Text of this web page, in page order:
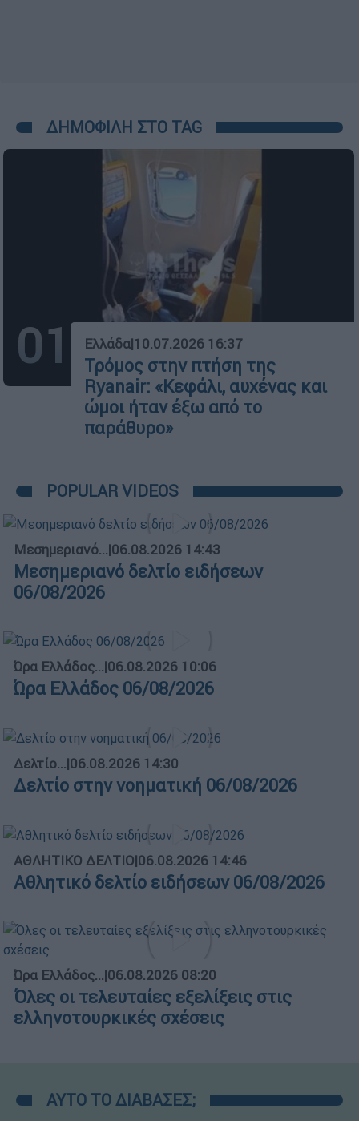
ΔΗΜΟΦΙΛΗ ΣΤΟ TAG
01 Ελλάδα|10.07.2026 16:37
Τρόμος στην πτήση της
Ryanair: «Κεφάλι, αυχένας και
ώμοι ήταν έξω από το
παράθυρο»
POPULAR VIDEOS
Μεσημεριανό...|06.08.2026 14:43
Μεσημεριανό δελτίο ειδήσεων
06/08/2026
Ώρα Ελλάδος...|06.08.2026 10:06
Ώρα Ελλάδος 06/08/2026
Δελτίο...|06.08.2026 14:30
Δελτίο στην νοηματική 06/08/2026
ΑΘΛΗΤΙΚΟ ΔΕΛΤΙΟ|06.08.2026 14:46
Αθλητικό δελτίο ειδήσεων 06/08/2026
Ώρα Ελλάδος...|06.08.2026 08:20
Όλες οι τελευταίες εξελίξεις στις
ελληνοτουρκικές σχέσεις
ΑΥΤΟ ΤΟ ΔΙΑΒΑΣΕΣ;